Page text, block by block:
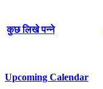
कुछ लिखे पन्ने
Upcoming Calendar